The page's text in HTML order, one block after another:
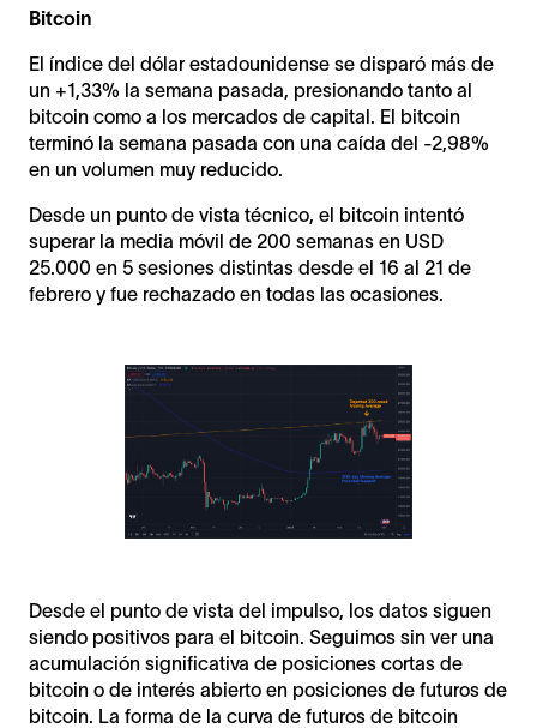
Bitcoin
El índice del dólar estadounidense se disparó más de
un +1,33% la semana pasada, presionando tanto al
bitcoin como a los mercados de capital. El bitcoin
terminó la semana pasada con una caída del -2,98%
en un volumen muy reducido.
Desde un punto de vista técnico, el bitcoin intentó
superar la media móvil de 200 semanas en USD
25.000 en 5 sesiones distintas desde el 16 al 21 de
febrero y fue rechazado en todas las ocasiones.
Desde el punto de vista del impulso, los datos siguen
siendo positivos para el bitcoin. Seguimos sin ver una
acumulación significativa de posiciones cortas de
bitcoin o de interés abierto en posiciones de futuros de
bitcoin. La forma de la curva de futuros de bitcoin